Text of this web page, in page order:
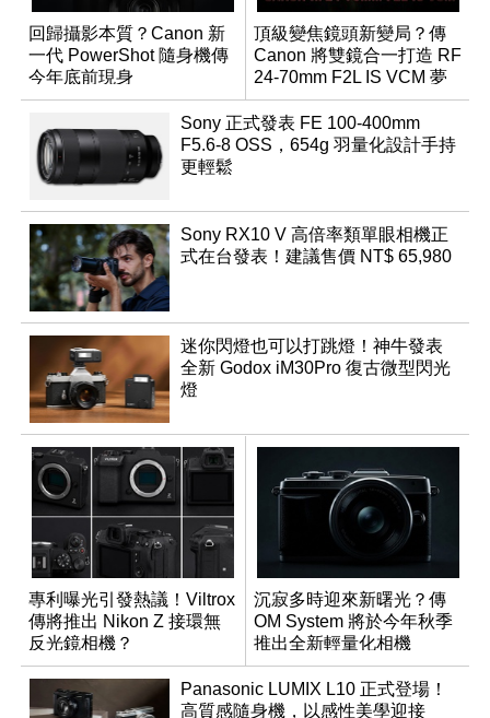
回歸攝影本質？Canon 新
一代 PowerShot 隨身機傳
今年底前現身
頂級變焦鏡頭新變局？傳
Canon 將雙鏡合一打造 RF
24-70mm F2L IS VCM 夢
幻規格
Sony 正式發表 FE 100-400mm
F5.6-8 OSS，654g 羽量化設計手持
更輕鬆
Sony RX10 V 高倍率類單眼相機正
式在台發表！建議售價 NT$ 65,980
迷你閃燈也可以打跳燈！神牛發表
全新 Godox iM30Pro 復古微型閃光
燈
專利曝光引發熱議！Viltrox
傳將推出 Nikon Z 接環無
反光鏡相機？
沉寂多時迎來新曙光？傳
OM System 將於今年秋季
推出全新輕量化相機
Panasonic LUMIX L10 正式登場！
高質感隨身機，以感性美學迎接